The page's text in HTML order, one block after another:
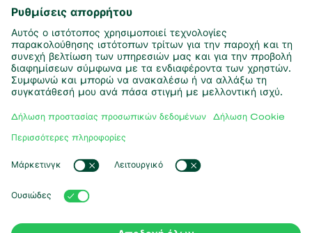
Εγγραφή εδώ
Συνεργάτες με τη φύση
Αρπακτικά ακάρεα
Αρπακτικά έντομα
Ωφέλιμοι νηματώδεις
Ωφέλιμοι μικροοργανισμοί
Επικονίαση
Σχετικά με την Koppert
Νέα & Πληροφορίες
Δουλεύοντας για την Koppert
Επικοινωνία
Koppert Global
Διαχείριση cookies